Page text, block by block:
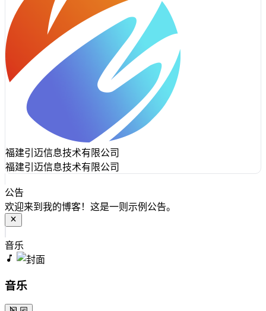
福建引迈信息技术有限公司
福建引迈信息技术有限公司
公告
欢迎来到我的博客！这是一则示例公告。
音乐
音乐